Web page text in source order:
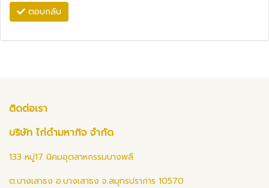
ตอบกลับ
ติดต่อเรา
บริษัท ไก่ดำมหากิจ จำกัด
133 หมู่17 นิคมอุตสาหกรรมบางพลี
ต.บางเสาธง อ.บางเสาธง จ.สมุทรปราการ 10570